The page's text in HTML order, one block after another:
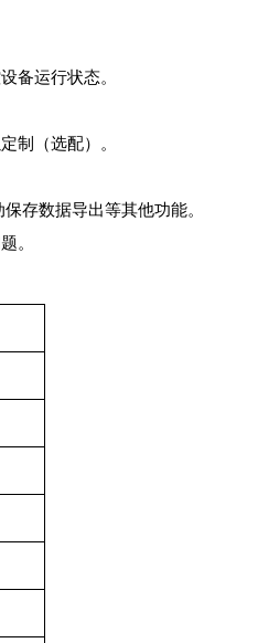
备运行状态。
制（选配）。
存数据导出等其他功能。
。